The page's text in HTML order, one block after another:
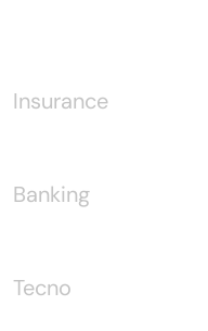
Insurance
Banking
Tecno